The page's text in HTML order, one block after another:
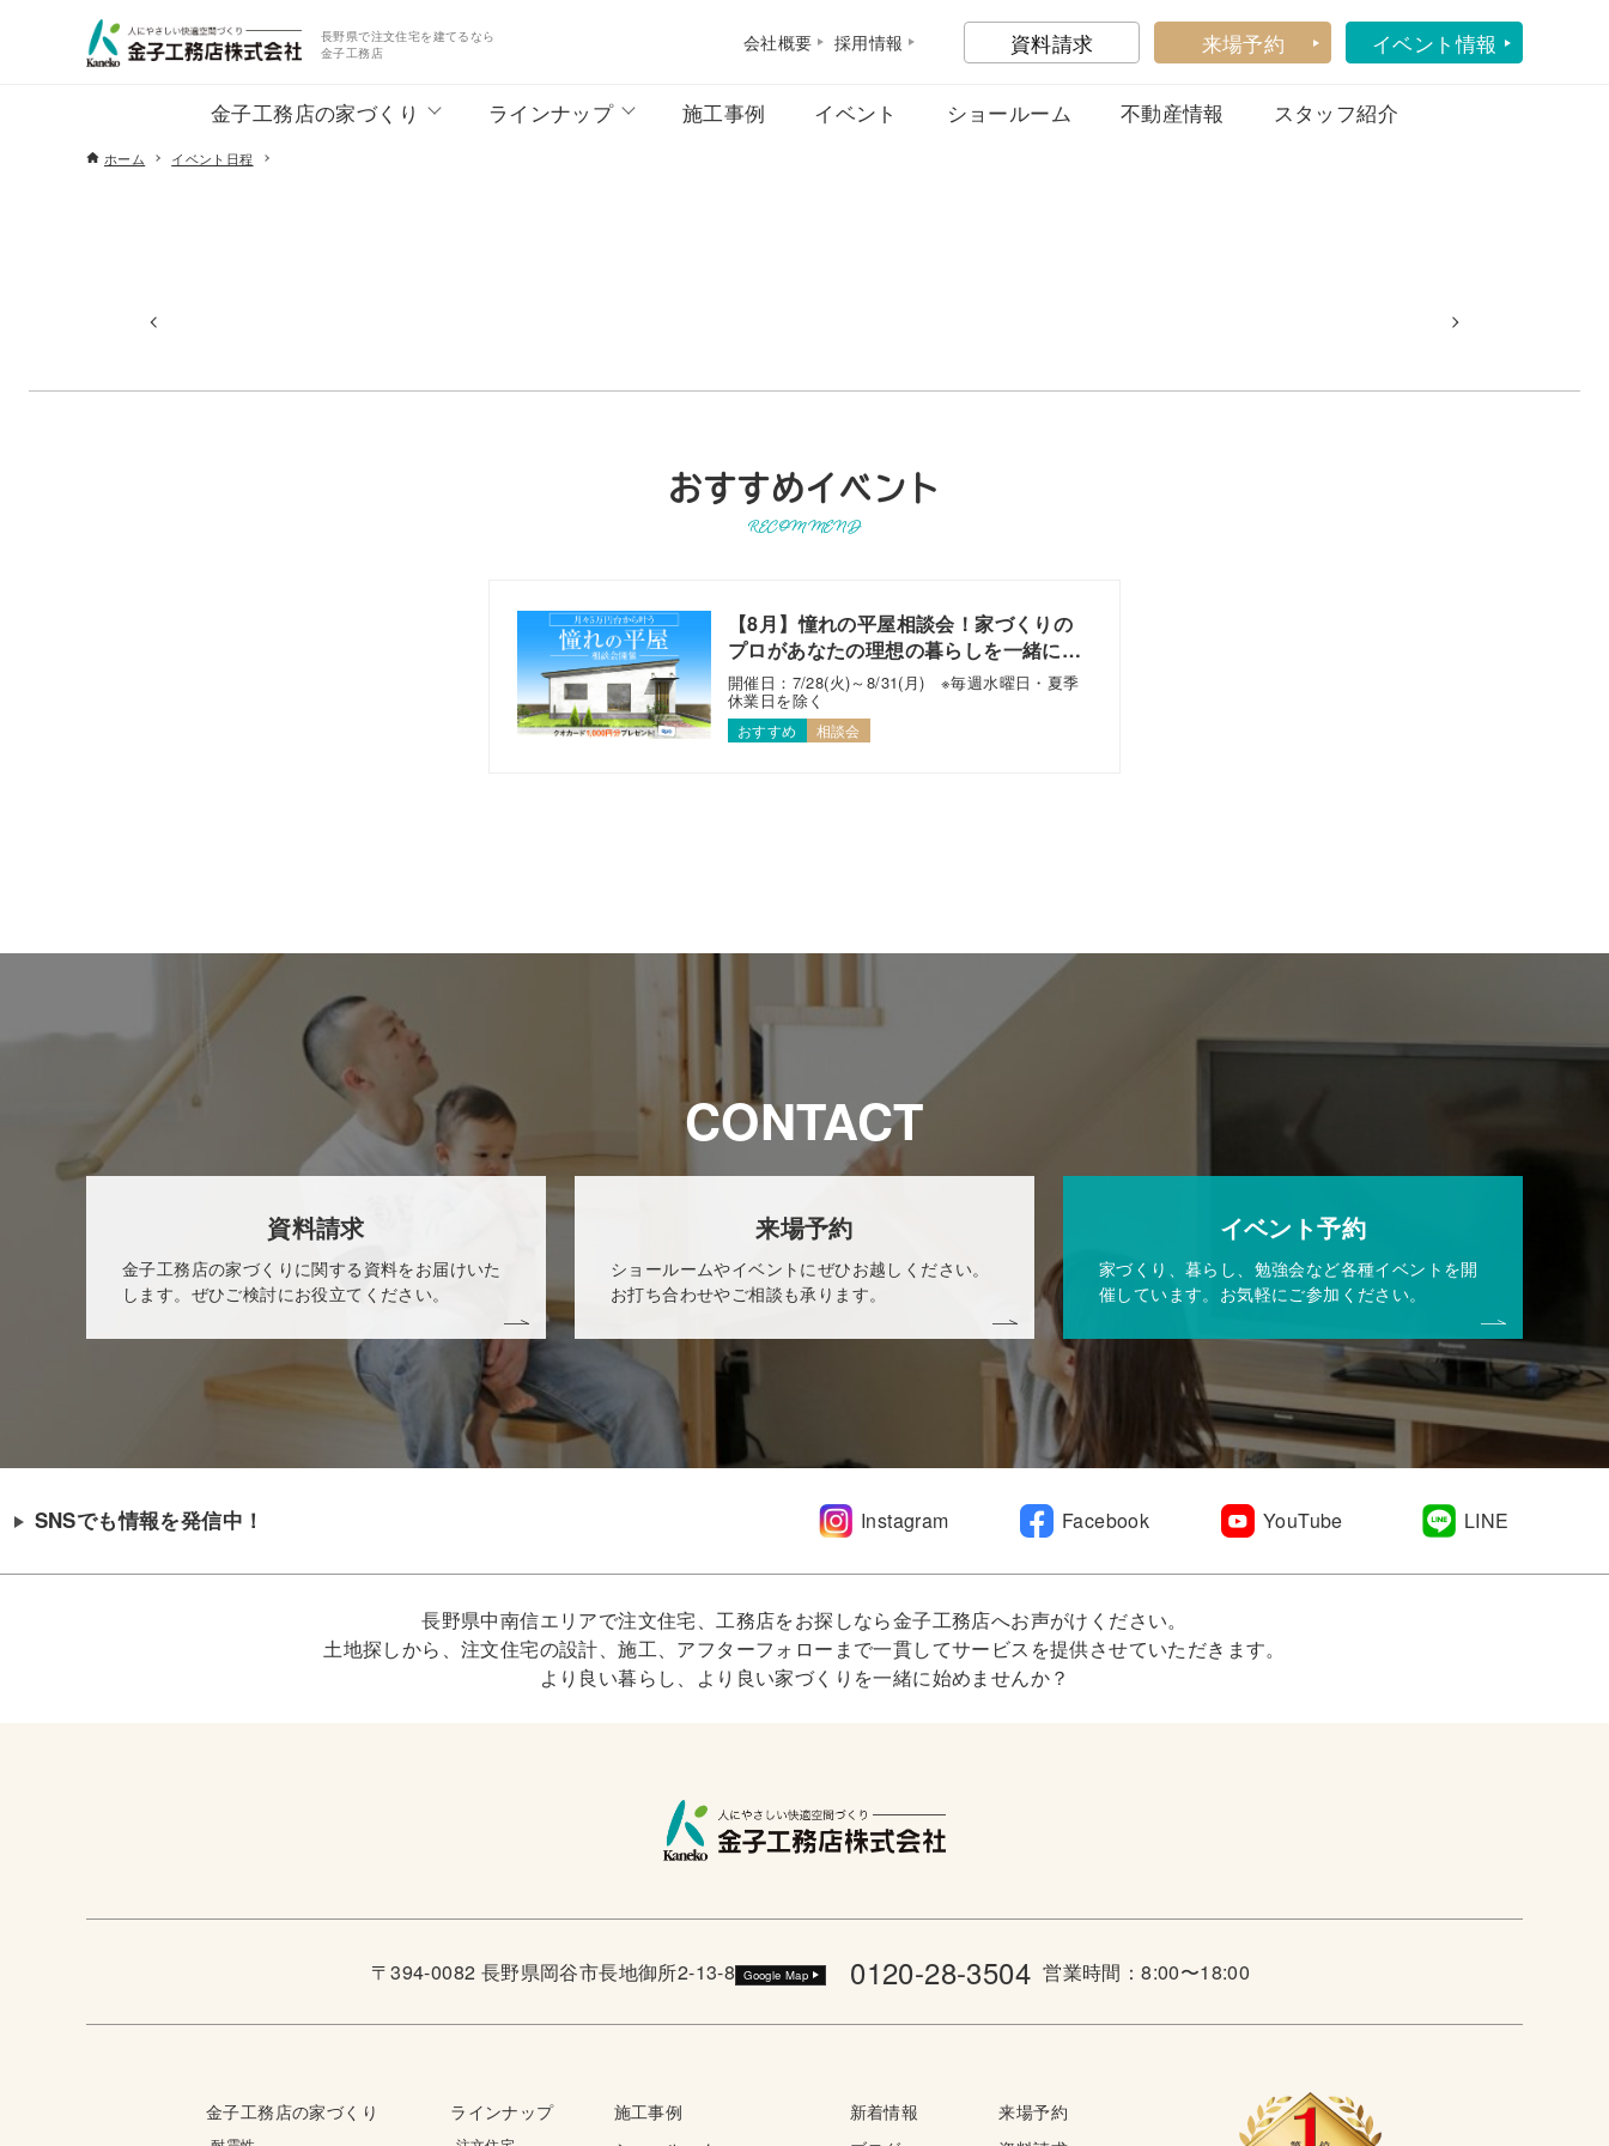
長野県で注文住宅を建てるなら
金子工務店
会社概要 採用情報 資料請求 来場予約 イベント情報
金子工務店の家づくり ラインナップ 施工事例 イベント ショールーム 不動産情報 スタッフ紹介
ホーム イベント日程
おすすめイベント
RECOMMEND
【8月】憧れの平屋相談会！家づくりの
プロがあなたの理想の暮らしを一緒に考
えます！
開催日：7/28(火)～8/31(月) ※毎週水曜日・夏季
休業日を除く
おすすめ 相談会
CONTACT
資料請求
金子工務店の家づくりに関する資料をお届けいた
します。ぜひご検討にお役立てください。
来場予約
ショールームやイベントにぜひお越しください。
お打ち合わせやご相談も承ります。
イベント予約
家づくり、暮らし、勉強会など各種イベントを開
催しています。お気軽にご参加ください。
SNSでも情報を発信中！ Instagram Facebook YouTube LINE
長野県中南信エリアで注文住宅、工務店をお探しなら金子工務店へお声がけください。
土地探しから、注文住宅の設計、施工、アフターフォローまで一貫してサービスを提供させていただきます。
より良い暮らし、より良い家づくりを一緒に始めませんか？
〒394-0082 長野県岡谷市長地御所2-13-8 Google Map 0120-28-3504 営業時間：8:00〜18:00
金子工務店の家づくり ラインナップ
施工事例
新着情報
来場予約